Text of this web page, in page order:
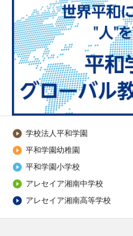
 学校法人平和学園
 平和学園幼稚園
 平和学園小学校
 アレセイア湘南中学校
 アレセイア湘南高等学校